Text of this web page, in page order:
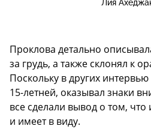
Лия
Проклова детально
за грудь, а также склонял к
Поскольку в других
15-летней, оказывал знаки
все сделали вывод о том,
и имеет в виду.